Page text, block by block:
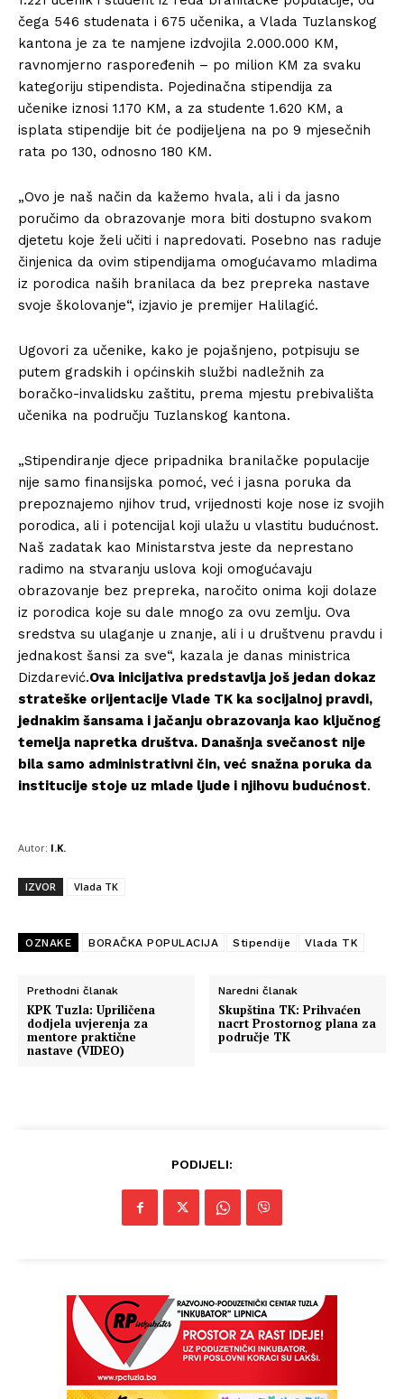
čega 546 studenata i 675 učenika, a Vlada Tuzlanskog
kantona je za te namjene izdvojila 2.000.000 KM,
ravnomjerno raspoređenih – po milion KM za svaku
kategoriju stipendista. Pojedinačna stipendija za
učenike iznosi 1.170 KM, a za studente 1.620 KM, a
isplata stipendije bit će podijeljena na po 9 mjesečnih
rata po 130, odnosno 180 KM.
„Ovo je naš način da kažemo hvala, ali i da jasno
poručimo da obrazovanje mora biti dostupno svakom
djetetu koje želi učiti i napredovati. Posebno nas raduje
činjenica da ovim stipendijama omogućavamo mladima
iz porodica naših branilaca da bez prepreka nastave
svoje školovanje“, izjavio je premijer Halilagić.
Ugovori za učenike, kako je pojašnjeno, potpisuju se
putem gradskih i općinskih službi nadležnih za
boračko-invalidsku zaštitu, prema mjestu prebivališta
učenika na području Tuzlanskog kantona.
„Stipendiranje djece pripadnika branilačke populacije
nije samo finansijska pomoć, već i jasna poruka da
prepoznajemo njihov trud, vrijednosti koje nose iz svojih
porodica, ali i potencijal koji ulažu u vlastitu budućnost.
Naš zadatak kao Ministarstva jeste da neprestano
radimo na stvaranju uslova koji omogućavaju
obrazovanje bez prepreka, naročito onima koji dolaze
iz porodica koje su dale mnogo za ovu zemlju. Ova
sredstva su ulaganje u znanje, ali i u društvenu pravdu i
jednakost šansi za sve“, kazala je danas ministrica
Dizdarević.Ova inicijativa predstavlja još jedan dokaz
strateške orijentacije Vlade TK ka socijalnoj pravdi,
jednakim šansama i jačanju obrazovanja kao ključnog
temelja napretka društva. Današnja svečanost nije
bila samo administrativni čin, već snažna poruka da
institucije stoje uz mlade ljude i njihovu budućnost.
Autor: I.K.
IZVOR Vlada TK
OZNAKE BORAČKA POPULACIJA Stipendije Vlada TK
Prethodni članak
KPK Tuzla: Upriličena
dodjela uvjerenja za
mentore praktične
nastave (VIDEO)
Naredni članak
Skupština TK: Prihvaćen
nacrt Prostornog plana za
područje TK
PODIJELI: